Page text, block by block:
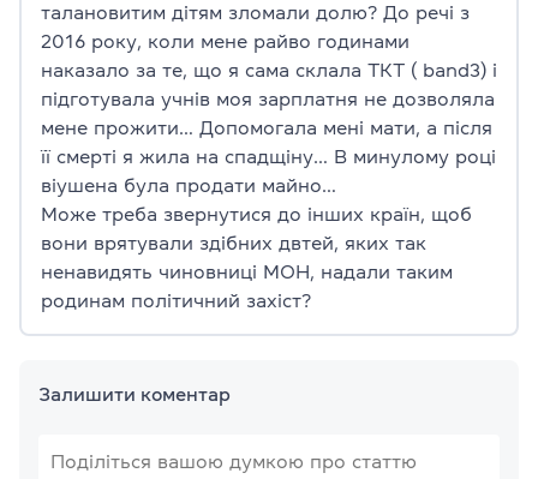
талановитим дітям зломали долю? До речі з
2016 року, коли мене райво годинами
наказало за те, що я сама склала ТКТ ( band3) і
підготувала учнів моя зарплатня не дозволяла
мене прожити… Допомогала мені мати, а після
її смерті я жила на спадщіну… В минулому році
віушена була продати майно…
Може треба звернутися до інших країн, щоб
вони врятували здібних двтей, яких так
ненавидять чиновниці МОН, надали таким
родинам політичний захіст?
Залишити коментар